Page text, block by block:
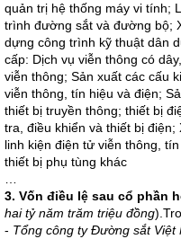
quản trị hệ thống máy vi tính;
trình đường sắt và đường bộ;
dựng công trình kỹ thuật dân
cấp: Dịch vụ viễn thông có
viễn thông; Sản xuất các cấu
viễn thông, tín hiệu và điện;
thiết bị truyền thông; thiết bị
tra, điều khiển và thiết bị điện;
linh kiện điện tử viễn thông,
thiết bị phụ tùng khác
3. Vốn điều lệ sau cổ phần
hai tỷ năm trăm triệu đồng
- Tổng công ty Đường sắt Việt